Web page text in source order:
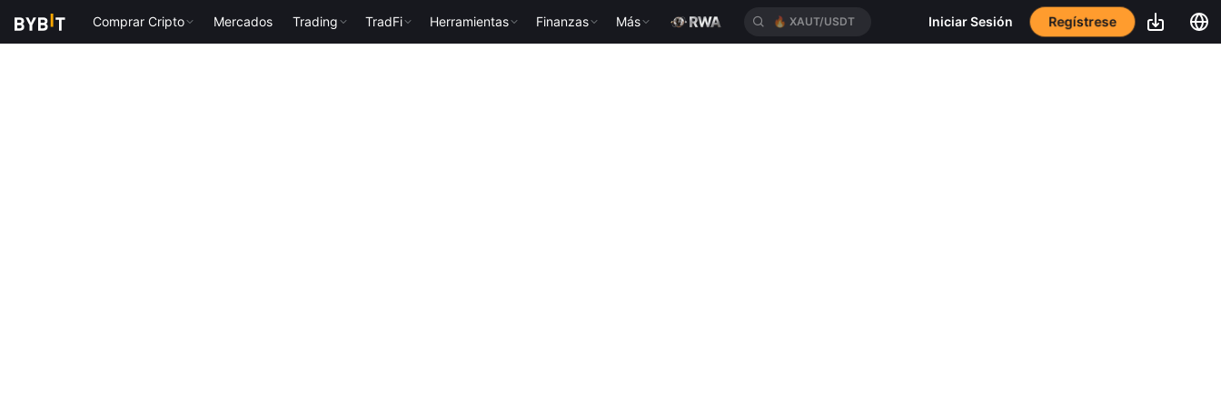
Comprar Cripto Mercados Trading TradFi Herramientas Finanzas Más 🔥 XAUT/USDT Iniciar Sesión Regístrese